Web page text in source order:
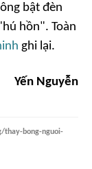
bật đèn
hồn". Toàn
ghi lại.
Yến Nguyễn
thay-bong-nguoi-